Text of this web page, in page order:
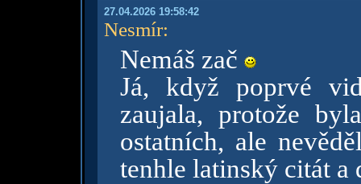
27.04.2026 19:58:42
Nesmír:
Nemáš zač
Já, když poprvé
zaujala, protože
ostatních, ale
tenhle latinský citát a